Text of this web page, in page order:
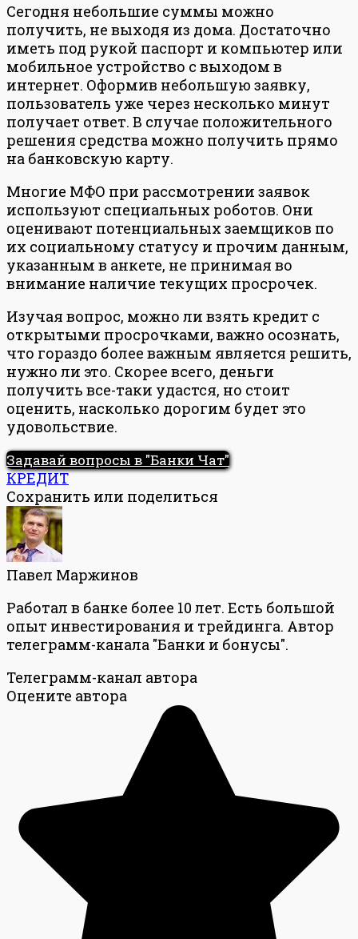
Сегодня небольшие суммы можно
получить, не выходя из дома. Достаточно
иметь под рукой паспорт и компьютер или
мобильное устройство с выходом в
интернет. Оформив небольшую заявку,
пользователь уже через несколько минут
получает ответ. В случае положительного
решения средства можно получить прямо
на банковскую карту.
Многие МФО при рассмотрении заявок
используют специальных роботов. Они
оценивают потенциальных заемщиков по
их социальному статусу и прочим данным,
указанным в анкете, не принимая во
внимание наличие текущих просрочек.
Изучая вопрос, можно ли взять кредит с
открытыми просрочками, важно осознать,
что гораздо более важным является решить,
нужно ли это. Скорее всего, деньги
получить все-таки удастся, но стоит
оценить, насколько дорогим будет это
удовольствие.
Задавай вопросы в "Банки Чат"
КРЕДИТ
Сохранить или поделиться
Павел Маржинов
Работал в банке более 10 лет. Есть большой
опыт инвестирования и трейдинга. Автор
телеграмм-канала "Банки и бонусы".
Телеграмм-канал автора
Оцените автора